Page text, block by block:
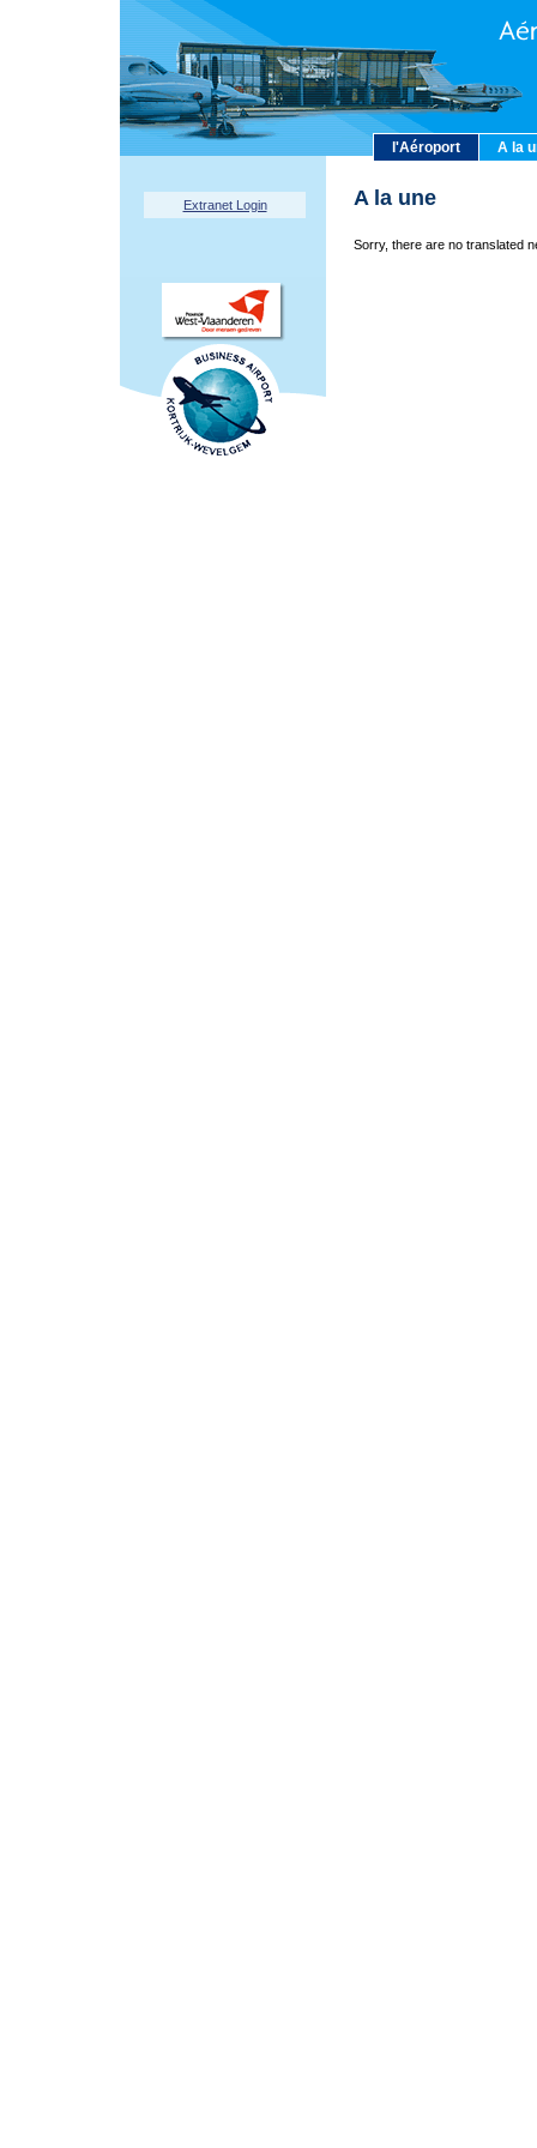
l'Aéroport A la
Extranet Login A la une
Sorry, there are no translated